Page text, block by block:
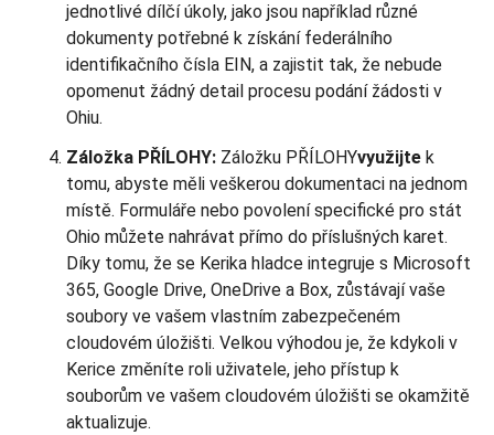
jednotlivé dílčí úkoly, jako jsou například různé
dokumenty potřebné k získání federálního
identifikačního čísla EIN, a zajistit tak, že nebude
opomenut žádný detail procesu podání žádosti v
Ohiu.
Záložka PŘÍLOHY: Záložku PŘÍLOHYvyužijte k
tomu, abyste měli veškerou dokumentaci na jednom
místě. Formuláře nebo povolení specifické pro stát
Ohio můžete nahrávat přímo do příslušných karet.
Díky tomu, že se Kerika hladce integruje s Microsoft
365, Google Drive, OneDrive a Box, zůstávají vaše
soubory ve vašem vlastním zabezpečeném
cloudovém úložišti. Velkou výhodou je, že kdykoli v
Kerice změníte roli uživatele, jeho přístup k
souborům ve vašem cloudovém úložišti se okamžitě
aktualizuje.